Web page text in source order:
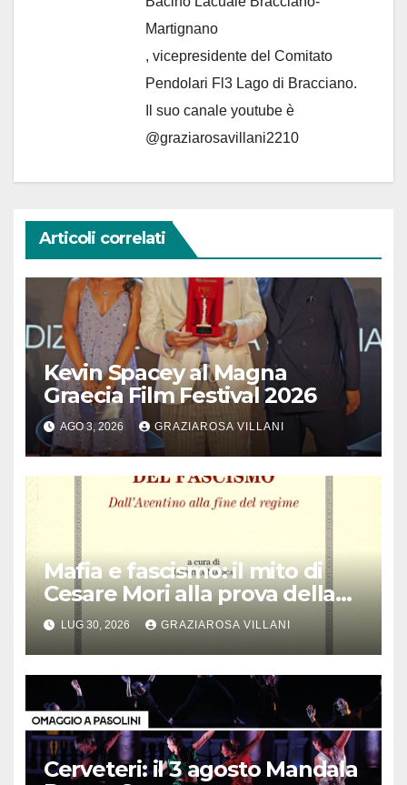
Martignano
, vicepresidente del Comitato
Pendolari Fl3 Lago di Bracciano.
Il suo canale youtube è
@graziarosavillani2210
Articoli correlati
Kevin Spacey al Magna
Graecia Film Festival 2026
AGO 3, 2026 GRAZIAROSA VILLANI
Mafia e fascismo: il mito di
Cesare Mori alla prova della
storia
LUG 30, 2026 GRAZIAROSA VILLANI
Cerveteri: il 3 agosto Mandala